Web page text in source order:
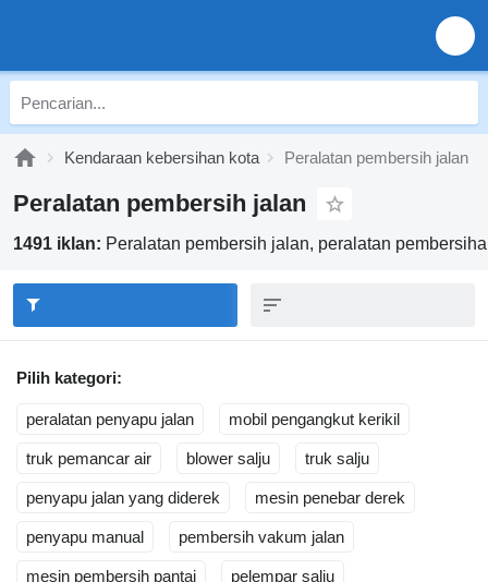
Kendaraan kebersihan kota Peralatan pembersih jalan
Peralatan pembersih jalan
1491 iklan: Peralatan pembersih jalan, peralatan
Pilih kategori:
peralatan penyapu jalan mobil pengangkut kerikil
truk pemancar air blower salju truk salju
penyapu jalan yang diderek mesin penebar derek
penyapu manual pembersih vakum jalan
mesin pembersih pantai pelempar salju